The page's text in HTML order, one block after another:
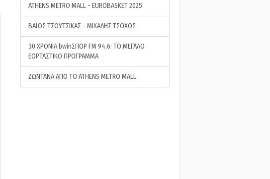
ATHENS METRO MALL - EUROBASKET 2025
ΒΑΪΟΣ ΤΣΟΥΤΣΙΚΑΣ - ΜΙΧΑΛΗΣ ΤΣΟΧΟΣ
30 ΧΡΟΝΙΑ bwinΣΠΟΡ FM 94,6: ΤΟ ΜΕΓΑΛΟ
ΕΟΡΤΑΣΤΙΚΟ ΠΡΟΓΡΑΜΜΑ
ΖΩΝΤΑΝΑ ΑΠΟ ΤΟ ATHENS METRO MALL